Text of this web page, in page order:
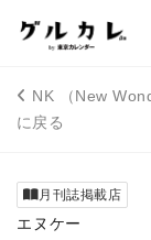
NK （New
に戻る
月刊誌掲載店
エヌケー